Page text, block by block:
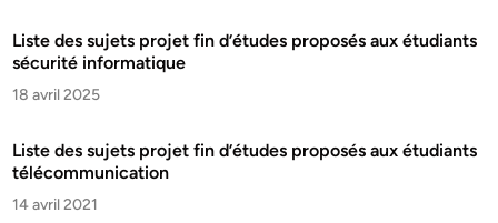
Liste des sujets projet fin d’études proposés aux étudiants
sécurité informatique
18 avril 2025
Liste des sujets projet fin d’études proposés aux étudiants
télécommunication
14 avril 2021